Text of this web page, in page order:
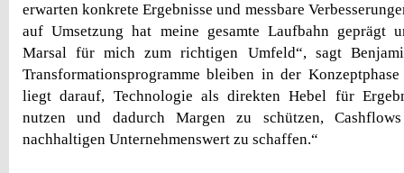
erwarten konkrete Ergebnisse und messbare
auf Umsetzung hat meine gesamte Laufbahn geprägt
Marsal für mich zum richtigen Umfeld“, sagt
Transformationsprogramme bleiben in der
liegt darauf, Technologie als direkten Hebel für
nutzen und dadurch Margen zu schützen,
nachhaltigen Unternehmenswert zu schaffen.“